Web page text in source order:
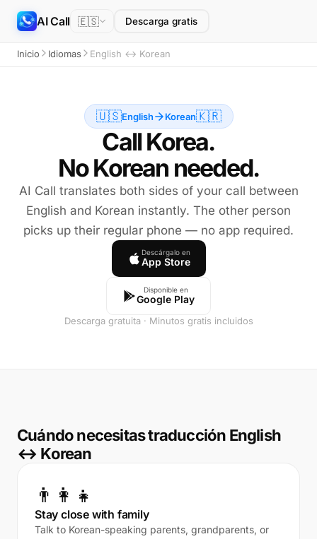
AI Call 🇪🇸 Descarga gratis
Inicio Idiomas English ↔ Korean
🇺🇸English Korean🇰🇷
Call Korea.
No Korean needed.
AI Call translates both sides of your call between
English and Korean instantly. The other person
picks up their regular phone — no app required.
Descárgalo en
App Store
Disponible en
Google Play
Descarga gratuita · Minutos gratis incluidos
Cuándo necesitas traducción English
↔ Korean
👨‍👩‍👧
Stay close with family
Talk to Korean-speaking parents, grandparents, or